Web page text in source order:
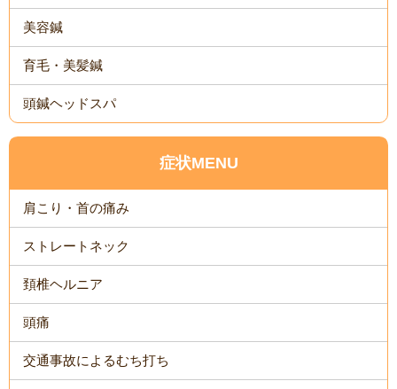
美容鍼
育毛・美髪鍼
頭鍼ヘッドスパ
症状MENU
肩こり・首の痛み
ストレートネック
頚椎ヘルニア
頭痛
交通事故によるむち打ち